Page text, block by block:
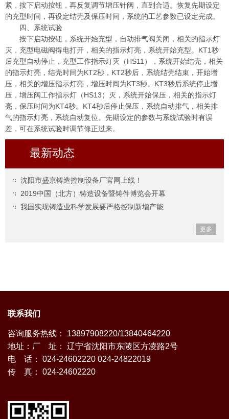
紧，按下启动按钮，再反复调节增压针阀，直到合适。恢复先期设定
的充型时间，再设定结壳及保压时间，系统的工艺参数已设定完成。
四、系统试验
按下启动按钮，系统开始充型，自动排气阀关闭，相关的指示灯
灭，充型电磁阀得电打开，相关的指示灯亮，系统开始充型。KT1秒
后充型自动停止，充型工作指示灯灭（HS11），系统开始结壳，相关
的指示灯亮，结壳时间为KT2秒，KT2秒后，系统结壳结束，开始增
压，相关的增压指示灯亮，增压时间为KT3秒。KT3秒后系统停止增
压，增压阀工作指示灯（HS13）灭，系统开始保压，相关的指示灯
亮，保压时间为KT4秒。KT4秒后停止保压，系统自动排气，相关排
气的指示灯亮，系统自动复位。先期设定的参数与系统试验时有误
差，可在系统试验时调节修正过来。
最新动态
沈阳市盛京铸造控制设备厂官网上线！
2019中国（北方）铸造设备暨铸件博览会开幕
我国实现铸造业科学发展要严格控制新增产能
更多
联系我们
咨询服务热线： 13897908220/13840464220
地址：厂 址： 辽宁省沈阳市东陵区方凌路2号
电 话： 024-24602220 024-24822019
传 真： 024-24602220